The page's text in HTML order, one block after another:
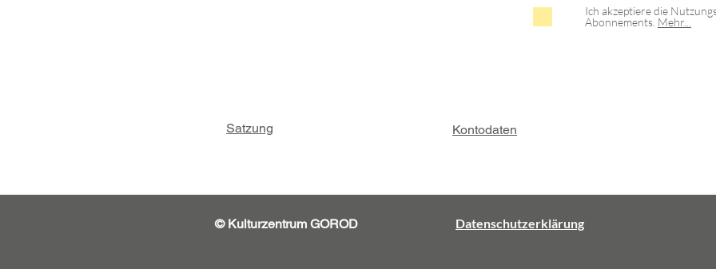
Ich akzeptiere die
Abonnements. Mehr...
Satzung Kontodaten
© Kulturzentrum GOROD Datenschutzerklärung